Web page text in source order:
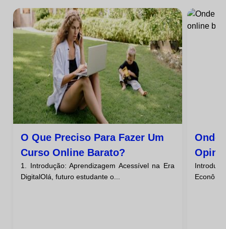
O Que Preciso Para Fazer Um
Curso Online Barato?
1. Introdução: Aprendizagem Acessível na Era
DigitalOlá, futuro estudante o...
Onde